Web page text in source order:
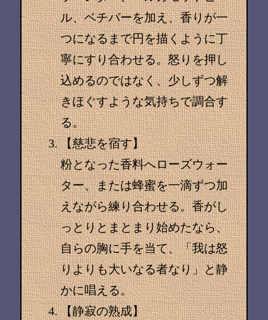
ル、ベチバーを加え、香りが一
つになるまで円を描くように丁
寧にすり合わせる。怒りを押し
込めるのではなく、少しずつ解
きほぐすような気持ちで調合す
る。
【慈悲を宿す】
粉となった香料へローズウォー
ター、または蜂蜜を一滴ずつ加
えながら練り合わせる。香がし
っとりとまとまり始めたなら、
自らの胸に手を当て、「我は怒
りよりも大いなる者なり」と静
かに唱える。
【静寂の熟成】